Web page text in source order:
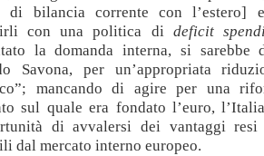
di bilancia corrente con l’estero]
con una politica di deficit
la domanda interna, si sarebbe
Savona, per un’appropriata
mancando di agire per una
sul quale era fondato l’euro,
di avvalersi dei vantaggi resi
dal mercato interno europeo.